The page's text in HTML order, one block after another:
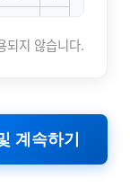
않으며, 이
의 동의를
번호, 자택
직업능력
시규정 62
업무
되지 않습니다.